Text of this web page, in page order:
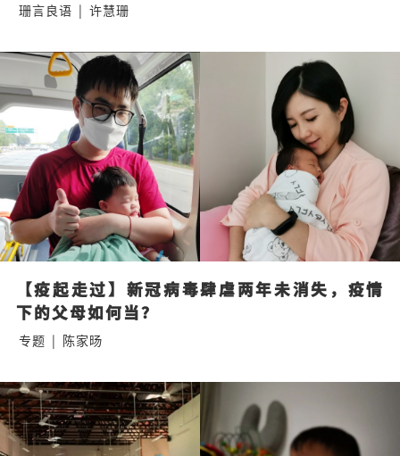
珊言良语 | 许慧珊
【疫起走过】新冠病毒肆虐两年未消失，疫情
下的父母如何当？
专题 | 陈家旸